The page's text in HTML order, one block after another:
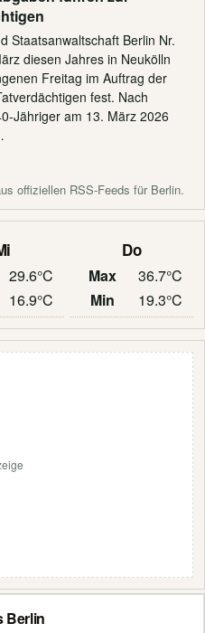
Staatsanwaltschaft Berlin Nr.
diesen Jahres in Neukölln
Freitag im Auftrag der
fest. Nach
Jähriger am 13. März 2026
offiziellen RSS-Feeds für Berlin.
29.6°C
16.9°C
Do
Max
36.7°C
Min
19.3°C
Berlin